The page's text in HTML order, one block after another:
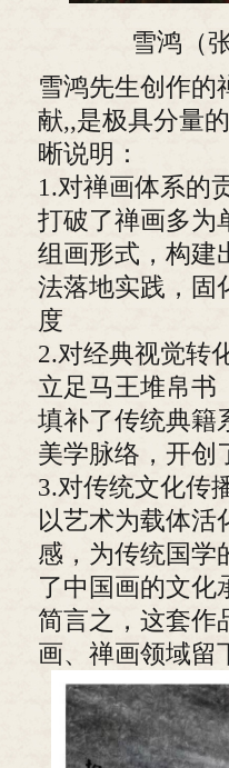
雪鸿（
雪鸿先生创作的
献,,是极具分量
晰说明：
1.对禅画体系的
打破了禅画多为
组画形式，构建
法落地实践，固
度
2.对经典视觉转
立足马王堆帛书
填补了传统典籍
美学脉络，开创
3.对传统文化传
以艺术为载体
感，为传统国学
了中国画的文化
简言之，这套作
画、禅画领域留